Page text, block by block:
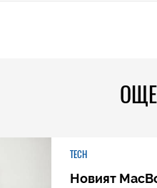
ОЩЕ
TECH
Новият